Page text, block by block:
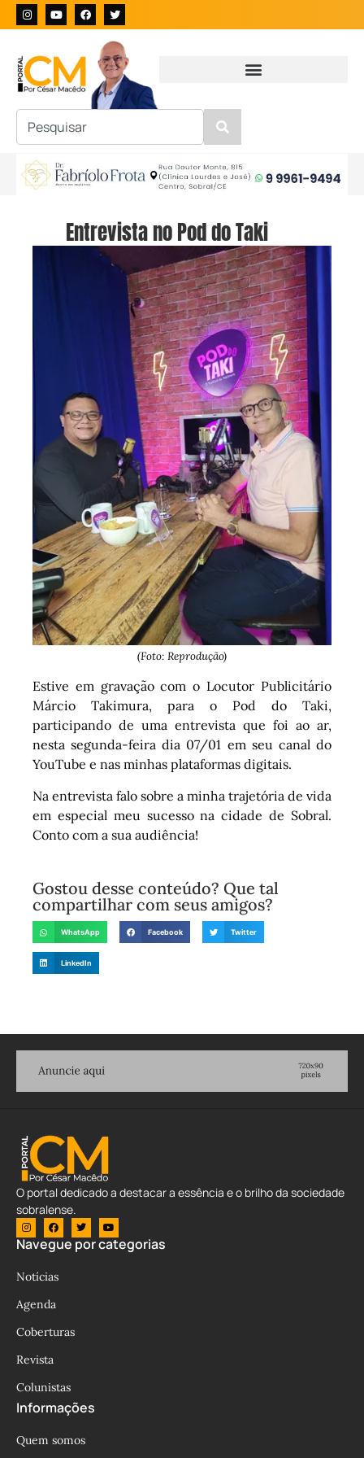
Entrevista no Pod do Taki
(Foto: Reprodução)
Estive em gravação com o Locutor Publicitário
Márcio Takimura, para o Pod do Taki,
participando de uma entrevista que foi ao ar,
nesta segunda-feira dia 07/01 em seu canal do
YouTube e nas minhas plataformas digitais.
Na entrevista falo sobre a minha trajetória de vida
em especial meu sucesso na cidade de Sobral.
Conto com a sua audiência!
Gostou desse conteúdo? Que tal
compartilhar com seus amigos?
WhatsApp Facebook Twitter
LinkedIn
O portal dedicado a destacar a essência e o brilho da sociedade
sobralense.
Navegue por categorias
Notícias
Agenda
Coberturas
Revista
Colunistas
Informações
Quem somos